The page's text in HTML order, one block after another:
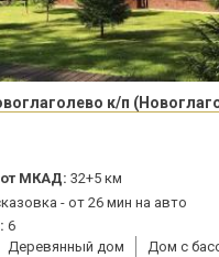
к/п
МКАД: 32+5 км
- от 26 мин на авто
6
Деревянный дом
Дом с